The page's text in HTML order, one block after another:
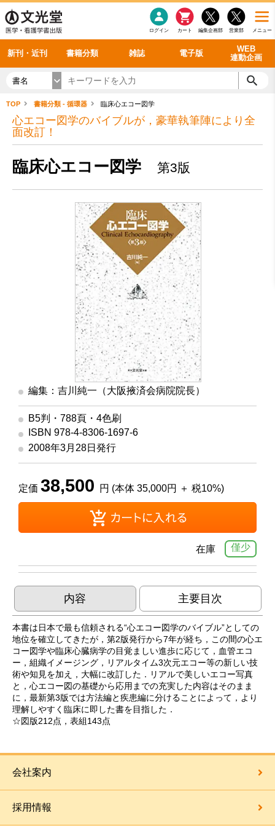
メニュー
営業部
編集企画部
カート
ログイン
新刊・近刊 書籍分類 雑誌 電子版
WEB
連動企画
感染症 老年医学
看護・介護
呼吸器
循環器
シリーズ一覧
雑誌投稿規定
理学療法
雑誌案内・年間購読 最新号 バックナンバー
電子書籍
電子雑誌
書籍「データに基づく臨床動作分析」WEB動画
書籍「眼手術学」WEB動画
書籍「神経症候学 II 改訂第二版」 WEB動画
新刊一覧
今後の発行予定
書名
TOP 書籍分類 - 循環器 臨床心エコー図学
心エコー図学のバイブルが，豪華執筆陣により全
面改訂！
臨床心エコー図学 第3版
編集：吉川純一（大阪掖済会病院院長）
B5判・788頁・4色刷
ISBN 978-4-8306-1697-6
2008年3月28日発行
定価 38,500 円 (本体 35,000円 ＋ 税10%)
僅少
在庫
内容 主要目次
本書は日本で最も信頼される“心エコー図学のバイブル”としての
地位を確立してきたが，第2版発行から7年が経ち，この間の心エ
コー図学や臨床心臓病学の目覚ましい進歩に応じて，血管エコ
ー，組織イメージング，リアルタイム3次元エコー等の新しい技
術や知見を加え，大幅に改訂した．リアルで美しいエコー写真
と，心エコー図の基礎から応用までの充実した内容はそのまま
に，最新第3版では方法編と疾患編に分けることによって，より
理解しやすく臨床に即した書を目指した．
☆図版212点，表組143点
会社案内
採用情報